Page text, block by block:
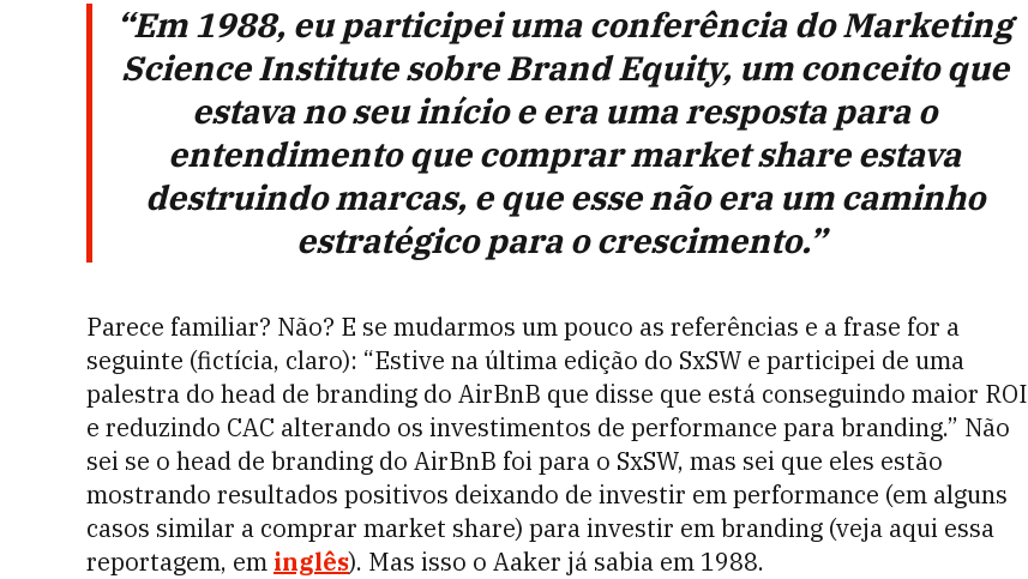
“Em 1988, eu participei uma conferência do Marketing
Science Institute sobre Brand Equity, um conceito que
estava no seu início e era uma resposta para o
entendimento que comprar market share estava
destruindo marcas, e que esse não era um caminho
estratégico para o crescimento.”
Parece familiar? Não? E se mudarmos um pouco as referências e a frase for a
seguinte (fictícia, claro): “Estive na última edição do SxSW e participei de uma
palestra do head de branding do AirBnB que disse que está conseguindo maior ROI
e reduzindo CAC alterando os investimentos de performance para branding.” Não
sei se o head de branding do AirBnB foi para o SxSW, mas sei que eles estão
mostrando resultados positivos deixando de investir em performance (em alguns
casos similar a comprar market share) para investir em branding (veja aqui essa
reportagem, em inglês). Mas isso o Aaker já sabia em 1988.